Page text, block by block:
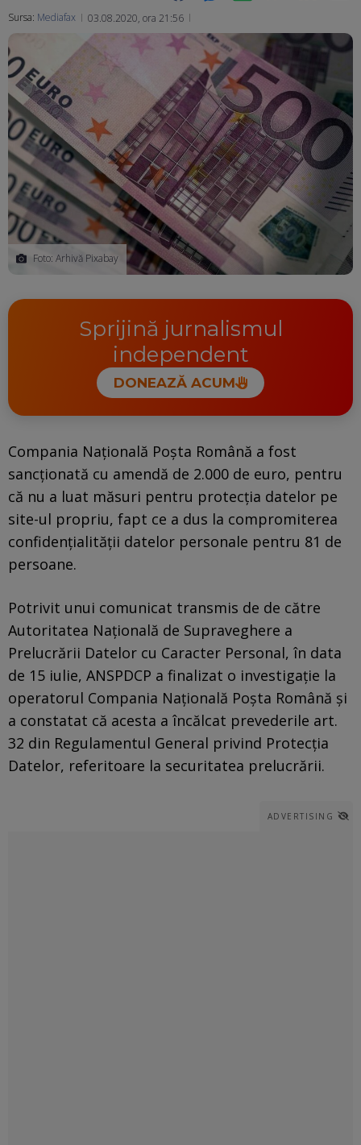
Sursa: Mediafax 03.08.2020, ora 21:56
Foto: Arhivă Pixabay
Sprijină jurnalismul
independent
DONEAZĂ ACUM
Compania Națională Poșta Română a fost
sancționată cu amendă de 2.000 de euro, pentru
că nu a luat măsuri pentru protecția datelor pe
site-ul propriu, fapt ce a dus la compromiterea
confidențialității datelor personale pentru 81 de
persoane.
Potrivit unui comunicat transmis de de către
Autoritatea Națională de Supraveghere a
Prelucrării Datelor cu Caracter Personal, în data
de 15 iulie, ANSPDCP a finalizat o investigație la
operatorul Compania Națională Poșta Română și
a constatat că acesta a încălcat prevederile art.
32 din Regulamentul General privind Protecţia
Datelor, referitoare la securitatea prelucrării.
ADVERTISING